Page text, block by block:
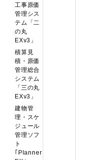
工事原価
管理シス
テム「二
の丸
EXv3」
積算見
積・原価
管理総合
システム
「三の丸
EXv3」
建物管
理・スケ
ジュール
管理ソフ
ト
｢Planner